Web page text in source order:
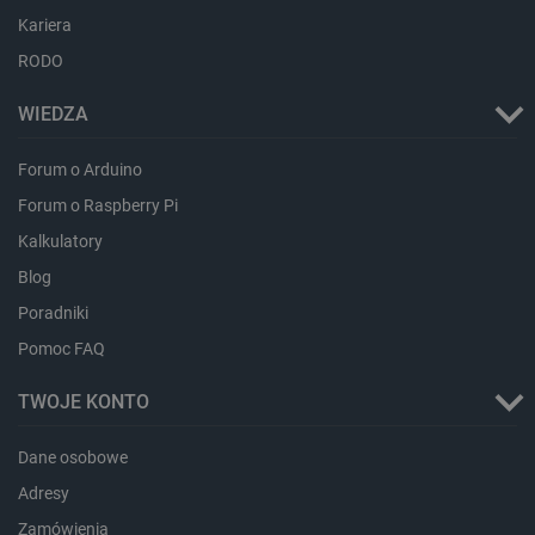
Kariera
RODO
WIEDZA
Forum o Arduino
Forum o Raspberry Pi
Kalkulatory
Blog
Poradniki
Pomoc FAQ
TWOJE KONTO
Dane osobowe
Adresy
Zamówienia
PHPSESSID